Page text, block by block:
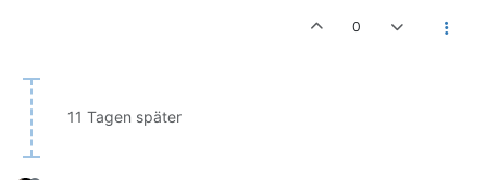
0
11 Tagen später